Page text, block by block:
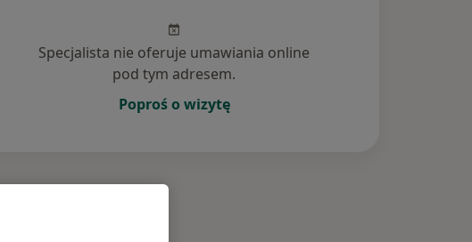
Specjalista nie oferuje umawiania online
pod tym adresem.
Poproś o wizytę